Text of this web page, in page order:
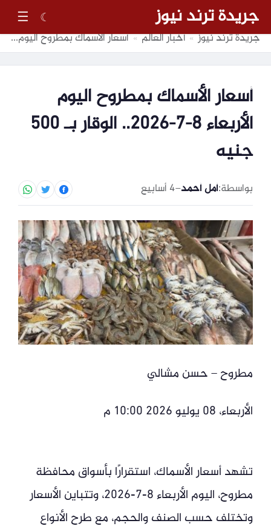
جريدة ترند نيوز ☾
☰
جريدة ترند نيوز » أخبار العالم » أسعار الأسماك بمطروح اليوم الأربعاء 8-7-2026.. الوقار بـ 500 جنيه
أسعار الأسماك بمطروح اليوم
الأربعاء 8-7-2026.. الوقار بـ 500
جنيه
بواسطة:أمل أحمد–4 أسابيع
مطروح – حسن مشالي
الأربعاء، 08 يوليو 2026 10:00 م
تشهد أسعار الأسماك، استقرارًا بأسواق محافظة
مطروح، اليوم الأربعاء 8-7-2026، وتتباين الأسعار
وتختلف حسب الصنف والحجم، مع طرح الأنواع